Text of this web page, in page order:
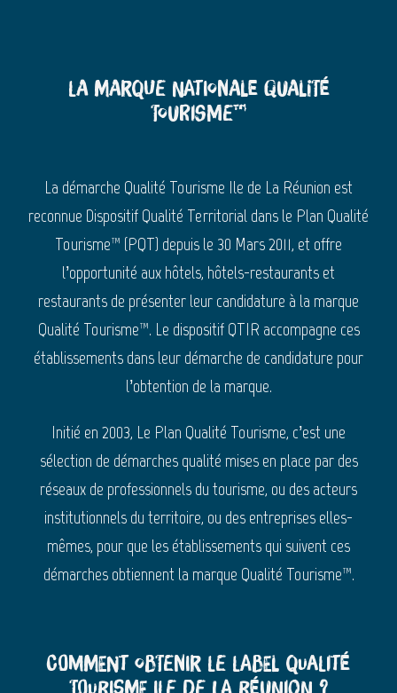
La marque nationale Qualité
Tourisme™
La démarche Qualité Tourisme Ile de La Réunion est
reconnue Dispositif Qualité Territorial dans le Plan Qualité
Tourisme™ (PQT) depuis le 30 Mars 2011, et offre
l’opportunité aux hôtels, hôtels-restaurants et
restaurants de présenter leur candidature à la marque
Qualité Tourisme™. Le dispositif QTIR accompagne ces
établissements dans leur démarche de candidature pour
l’obtention de la marque.
Initié en 2003, Le Plan Qualité Tourisme, c’est une
sélection de démarches qualité mises en place par des
réseaux de professionnels du tourisme, ou des acteurs
institutionnels du territoire, ou des entreprises elles-
mêmes, pour que les établissements qui suivent ces
démarches obtiennent la marque Qualité Tourisme™.
Comment obtenir le label Qualité